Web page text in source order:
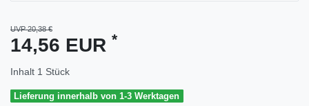
UVP 20,38 €
14,56 EUR *
Inhalt 1 Stück
Lieferung innerhalb von 1-3 Werktagen